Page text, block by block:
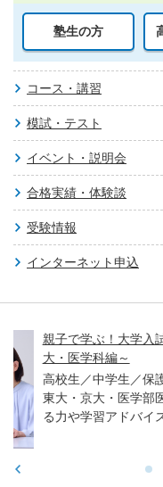
塾生の方
コース・講習
模試・テスト
イベント・説明会
合格実績・体験談
受験情報
インターネット申込
られ
。